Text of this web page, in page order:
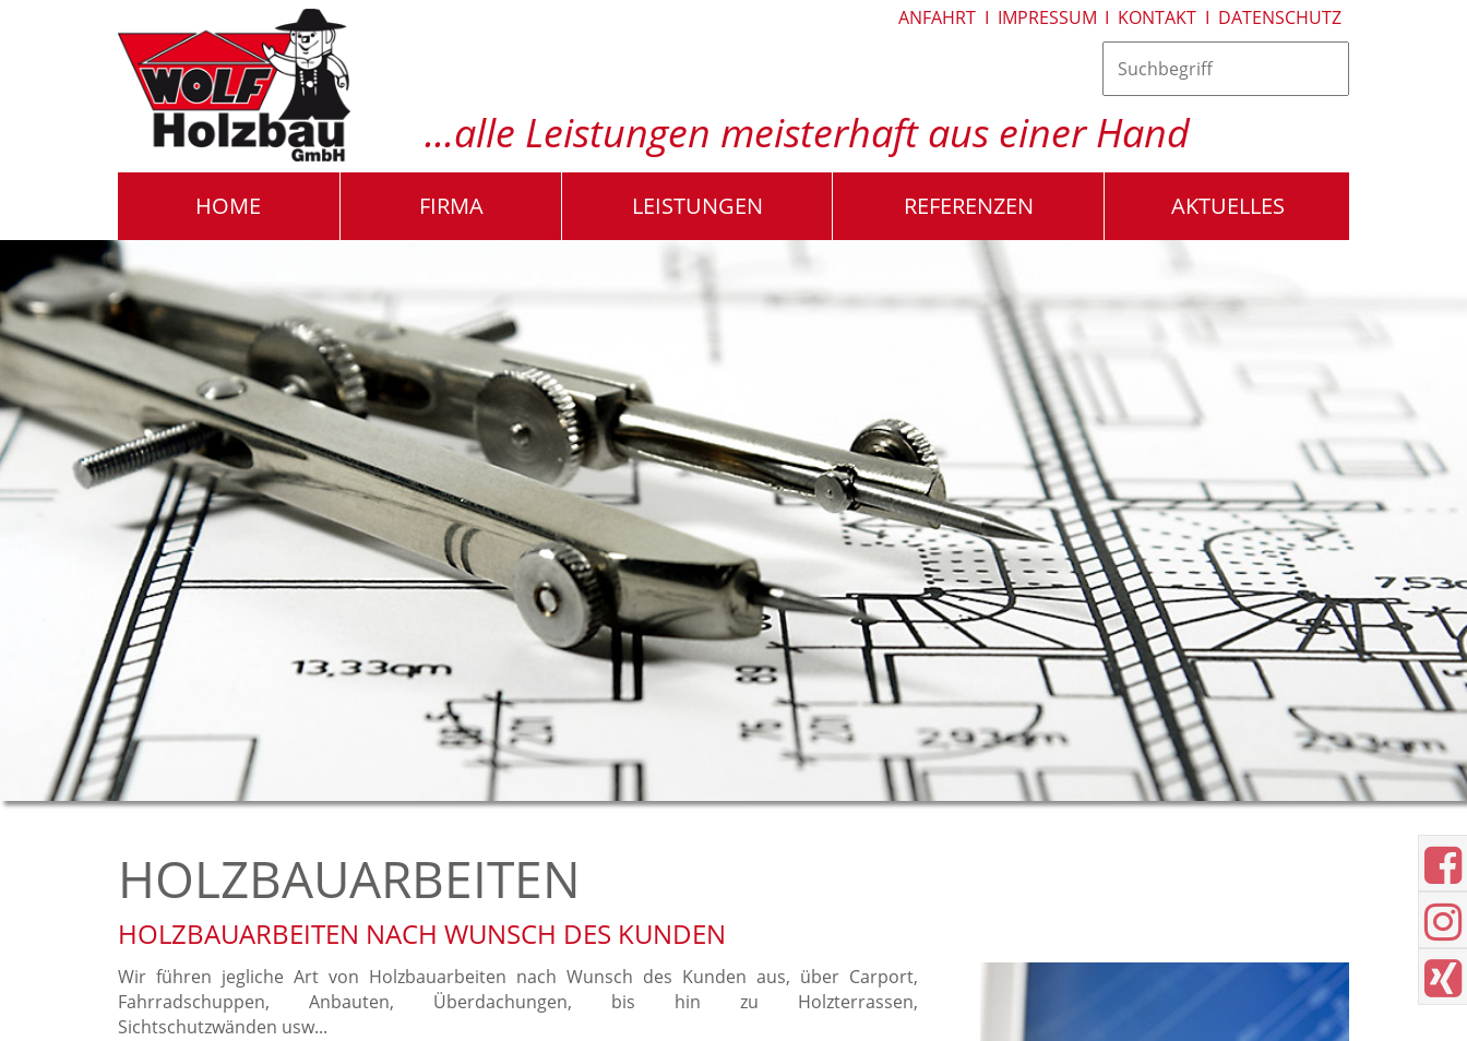
ANFAHRT I IMPRESSUM I KONTAKT I DATENSCHUTZ
...alle Leistungen meisterhaft aus einer Hand
HOME FIRMA LEISTUNGEN REFERENZEN AKTUELLES
HOLZBAUARBEITEN
HOLZBAUARBEITEN NACH WUNSCH DES KUNDEN
Wir führen jegliche Art von Holzbauarbeiten nach Wunsch des Kunden aus, über Carport,
Fahrradschuppen, Anbauten, Überdachungen, bis hin zu Holzterrassen,
Sichtschutzwänden usw...